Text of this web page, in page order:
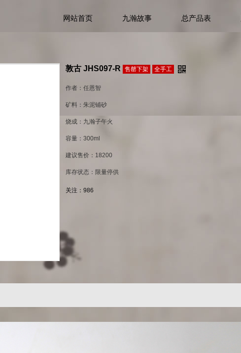
网站首页 九瀚故事 总产品表
敦古 JHS097-R 售罄下架 全手工
作者：任恩智
矿料：朱泥铺砂
烧成：九瀚子午火
容量：300ml
建议售价：18200
库存状态：限量停供
关注： 986